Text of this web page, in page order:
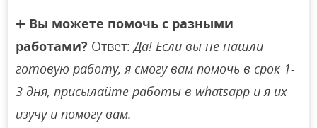
➕ Вы можете помочь с разными
работами? Ответ:Да! Если вы не нашли
готовую работу, я смогу вам помочь в срок 1-
3 дня, присылайте работы в whatsapp и я их
изучу и помогу вам.